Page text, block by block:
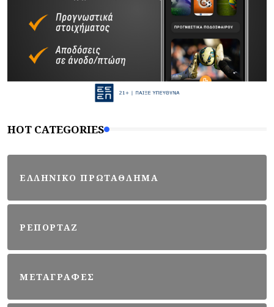
HOT CATEGORIES
ΕΛΛΗΝΙΚΟ ΠΡΩΤΑΘΛΗΜΑ
ΡΕΠΟΡΤΑΖ
ΜΕΤΑΓΡΑΦΕΣ